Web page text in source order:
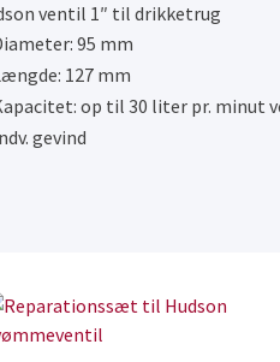
ventil 1″ til drikketrug
95 mm
127 mm
op til 30 liter pr. minut
gevind